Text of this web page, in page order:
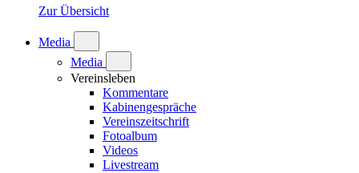
Zur Übersicht
Media
Media
Vereinsleben
Kommentare
Kabinengespräche
Vereinszeitschrift
Fotoalbum
Videos
Livestream